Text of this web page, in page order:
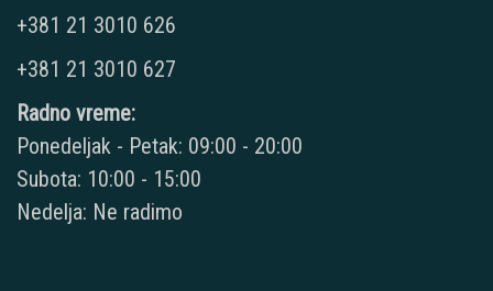
+381 21 3010 626
+381 21 3010 627
Radno vreme:
Ponedeljak - Petak: 09:00 - 20:00
Subota: 10:00 - 15:00
Nedelja: Ne radimo